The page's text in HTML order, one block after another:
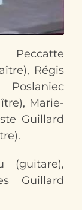
Peccatte
Régis
Marie-
Guillard
(guitare),
Guillard